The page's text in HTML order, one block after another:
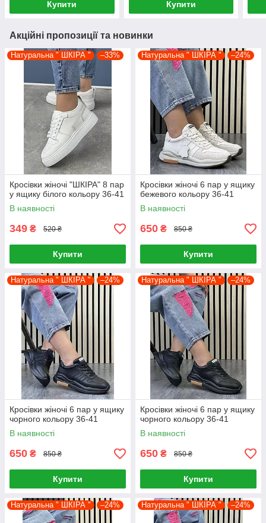
Купити Купити
Акційні пропозиції та новинки
Натуральна " ШКІРА " –33%
Кросівки жіночі "ШКІРА" 8 пар
у ящику білого кольору 36-41
В наявності
349 ₴ 520 ₴
Купити
Натуральна " ШКІРА " –24%
Кросівки жіночі 6 пар у ящику
бежевого кольору 36-41
В наявності
650 ₴ 850 ₴
Купити
Натуральна " ШКІРА " –24%
Кросівки жіночі 6 пар у ящику
чорного кольору 36-41
В наявності
650 ₴ 850 ₴
Купити
Натуральна " ШКІРА " –24%
Кросівки жіночі 6 пар у ящику
чорного кольору 36-41
В наявності
650 ₴ 850 ₴
Купити
Натуральна " ШКІРА " –24% Натуральна " ШКІРА " –24%